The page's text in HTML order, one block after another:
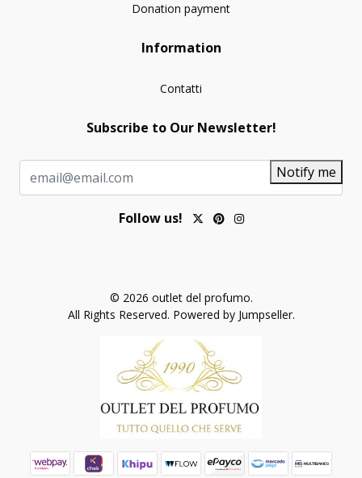
Donation payment
Information
Contatti
Subscribe to Our Newsletter!
Notify me
Follow us!
© 2026 outlet del profumo.
All Rights Reserved. Powered by Jumpseller.